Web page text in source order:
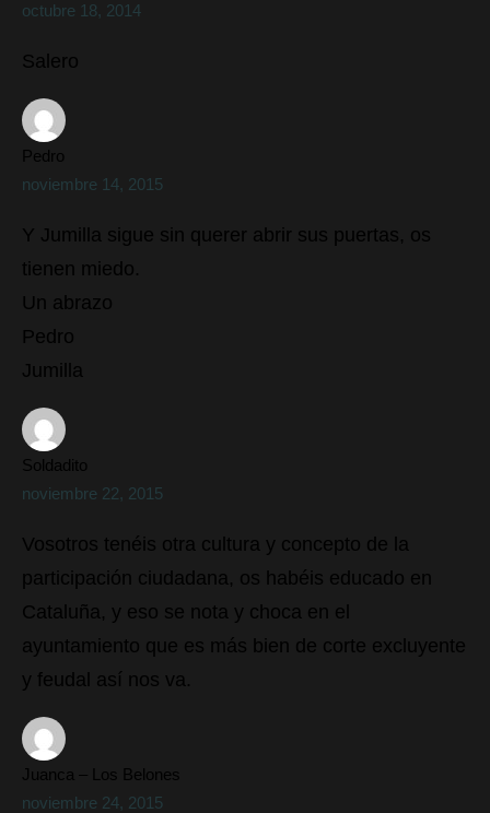
octubre 18, 2014
Salero
Pedro
noviembre 14, 2015
Y Jumilla sigue sin querer abrir sus puertas, os
tienen miedo.
Un abrazo
Pedro
Jumilla
Soldadito
noviembre 22, 2015
Vosotros tenéis otra cultura y concepto de la
participación ciudadana, os habéis educado en
Cataluña, y eso se nota y choca en el
ayuntamiento que es más bien de corte excluyente
y feudal así nos va.
Juanca – Los Belones
noviembre 24, 2015